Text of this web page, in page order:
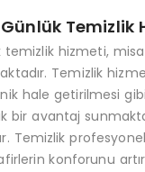
Temizlik
hizmeti,
Temizlik
hale getirilmesi
bir avantaj
Temizlik
konforunu